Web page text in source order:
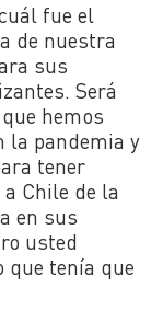
fue el
de nuestra
sus
Será
hemos
la pandemia y
tener
Chile de la
en sus
usted
que tenía que